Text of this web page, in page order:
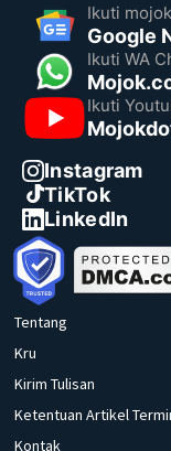
Ikuti
Google
Ikuti WA
Ikuti
Instagram
TikTok
LinkedIn
Tentang
Kru
Kirim Tulisan
Ketentuan Artikel
Kontak